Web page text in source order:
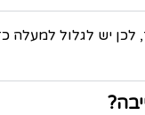
יש לגלול למעלה